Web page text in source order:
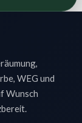
WEG und
Wunsch